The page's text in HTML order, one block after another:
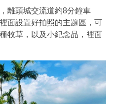
離頭城交流道約8分鐘車
面設置好拍照的主題區，可
牧草，以及小紀念品，裡面